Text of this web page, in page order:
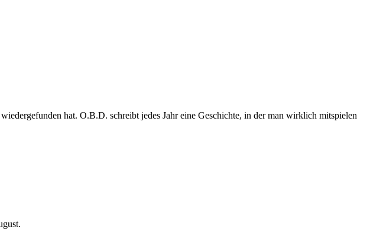
hat. O.B.D. schreibt jedes Jahr eine Geschichte, in der man wirklich mitspielen